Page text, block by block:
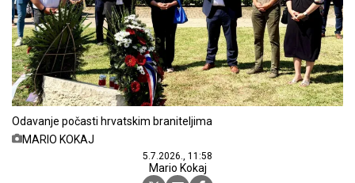
Odavanje počasti hrvatskim braniteljima
MARIO KOKAJ
5.7.2026., 11:58
Mario Kokaj